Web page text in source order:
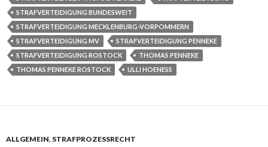
STRAFVERTEIDIGUNG BUNDESWEIT
STRAFVERTEIDIGUNG MECKLENBURG-VORPOMMERN
STRAFVERTEIDIGUNG MV
STRAFVERTEIDIGUNG PENNEKE
STRAFVERTEIDIGUNG ROSTOCK
THOMAS PENNEKE
THOMAS PENNEKE ROSTOCK
ULLI HOENESS
ALLGEMEIN, STRAFPROZESSRECHT